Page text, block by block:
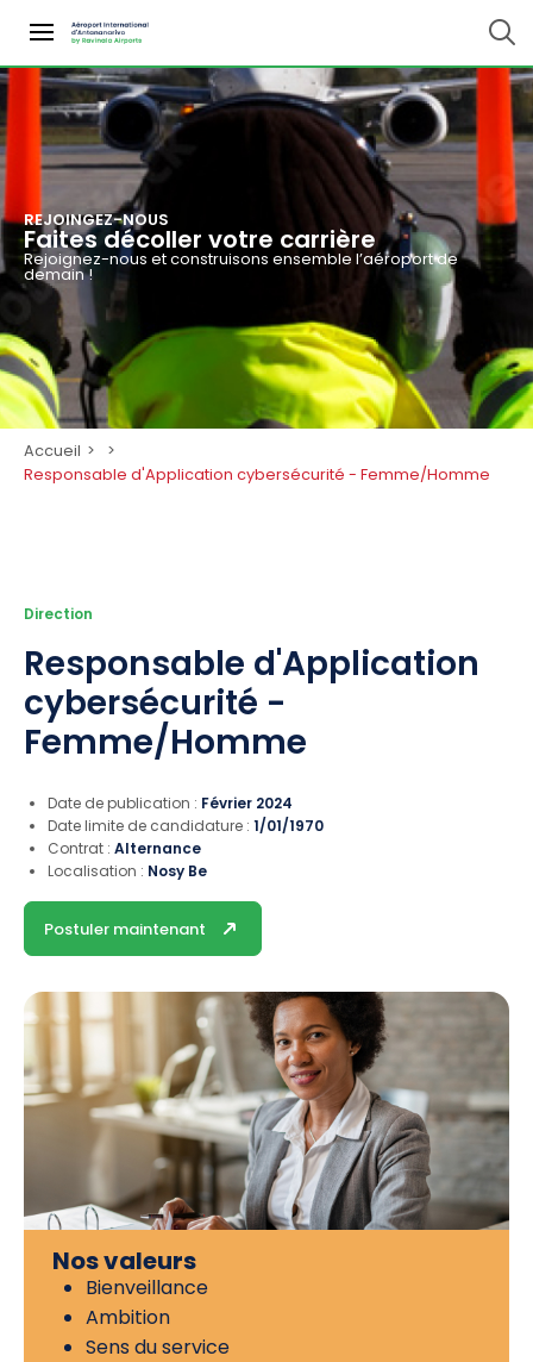
REJOINGEZ-NOUS
Faites décoller votre carrière
Rejoignez-nous et construisons ensemble l’aéroport de
demain !
Accueil >
>
Responsable d'Application cybersécurité - Femme/Homme
Direction
Responsable d'Application
cybersécurité -
Femme/Homme
Date de publication : Février 2024
Date limite de candidature : 1/01/1970
Contrat : Alternance
Localisation : Nosy Be
Postuler maintenant
Nos valeurs
Bienveillance
Ambition
Sens du service